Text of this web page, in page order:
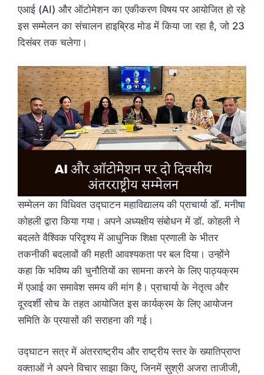
एआई (AI) और ऑटोमेशन का एकीकरण विषय पर आयोजित हो रहे
इस सम्मेलन का संचालन हाइब्रिड मोड में किया जा रहा है, जो 23
दिसंबर तक चलेगा।
सम्मेलन का विधिवत उद्घाटन महाविद्यालय की प्राचार्या डॉ. मनीषा
कोहली द्वारा किया गया। अपने अध्यक्षीय संबोधन में डॉ. कोहली ने
बदलते वैश्विक परिदृश्य में आधुनिक शिक्षा प्रणाली के भीतर
तकनीकी बदलावों की महती आवश्यकता पर बल दिया। उन्होंने
कहा कि भविष्य की चुनौतियों का सामना करने के लिए पाठ्यक्रम
में एआई का समावेश समय की मांग है। प्राचार्या के नेतृत्व और
दूरदर्शी सोच के तहत आयोजित इस कार्यक्रम के लिए आयोजन
समिति के प्रयासों की सराहना की गई।
उद्घाटन सत्र में अंतरराष्ट्रीय और राष्ट्रीय स्तर के ख्यातिप्राप्त
वक्ताओं ने अपने विचार साझा किए, जिनमें सुश्री अजरा ताजीजी,